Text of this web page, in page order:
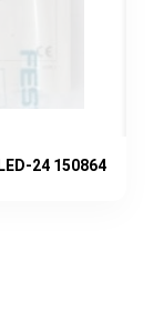
24 150864